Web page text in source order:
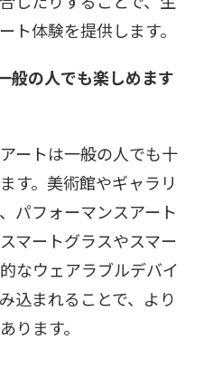
ト体験を提供します。
般の人でも楽しめます
ートは一般の人でも十
す。美術館やギャラリ
パフォーマンスアート
マートグラスやスマー
なウェアラブルデバイ
込まれることで、より
ります。